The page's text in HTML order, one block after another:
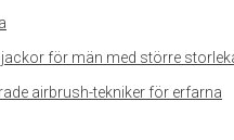
jackor för män med större
airbrush-tekniker för erfarna